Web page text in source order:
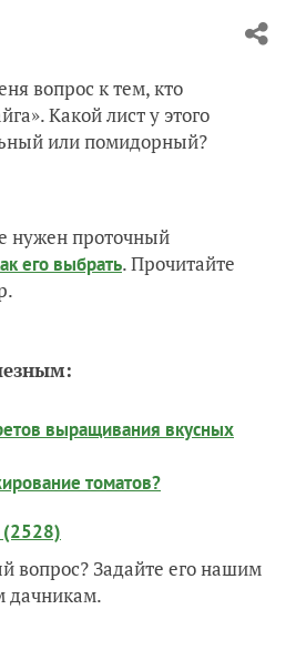
вопрос к тем, кто
Какой лист у этого
или помидорный?
нужен проточный
его выбрать. Прочитайте
выращивания вкусных
томатов?
(2528)
вопрос? Задайте его нашим
дачникам.